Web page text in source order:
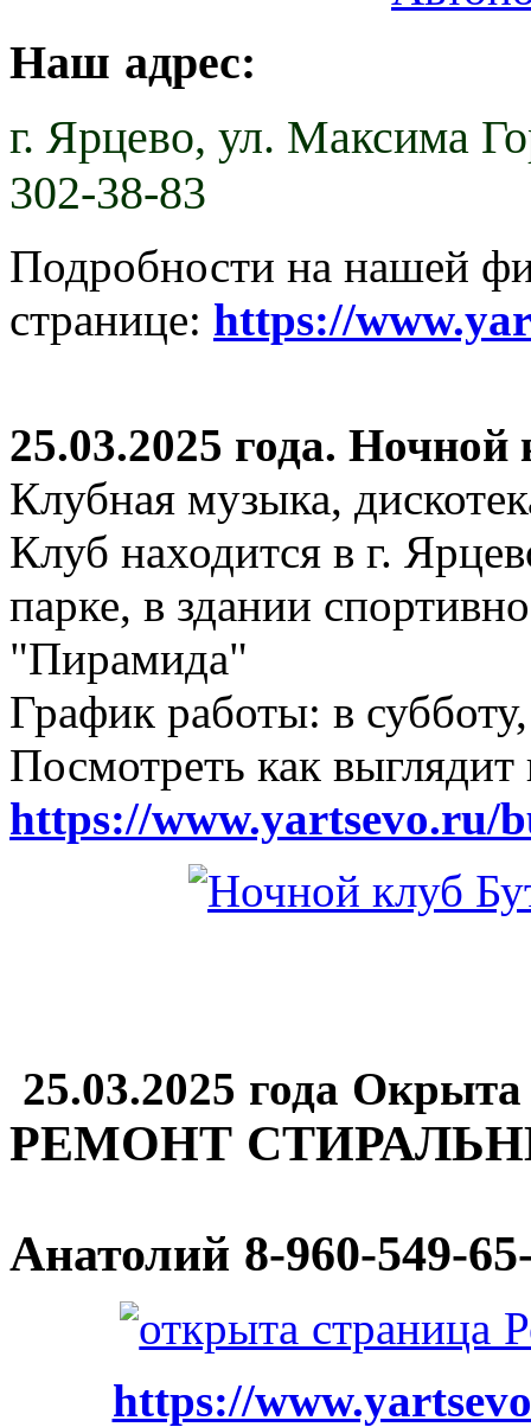
Наш адрес:
г. Ярцево, ул. Максима
302-38-83
Подробности на нашей
странице: https://
25.03.2025 года.
Клубная музыка,
Клуб находится в г.
парке, в здании
"Пирамида"
График работы: в
Посмотреть как
https://www.yartsevo.ru/
25.03.2025 года
РЕМОНТ
Анатолий 8-960-549-
https://